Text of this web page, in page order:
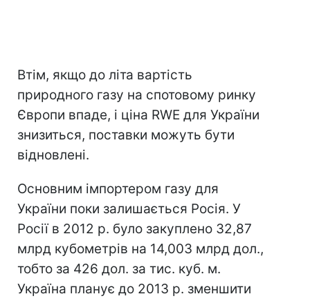
Втім, якщо до літа вартість
природного газу на спотовому ринку
Європи впаде, і ціна RWE для України
знизиться, поставки можуть бути
відновлені.
Основним імпортером газу для
України поки залишається Росія. У
Росії в 2012 р. було закуплено 32,87
млрд кубометрів на 14,003 млрд дол.,
тобто за 426 дол. за тис. куб. м.
Україна планує до 2013 р. зменшити